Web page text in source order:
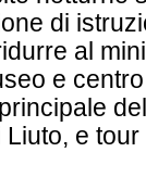
di
al
e
principale
Liuto, e